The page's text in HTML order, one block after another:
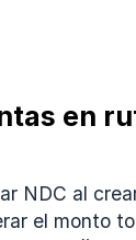
en
NDC al
el monto